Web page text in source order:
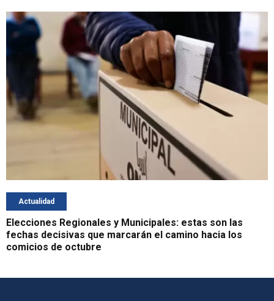
Actualidad
Elecciones Regionales y Municipales: estas son las
fechas decisivas que marcarán el camino hacia los
comicios de octubre